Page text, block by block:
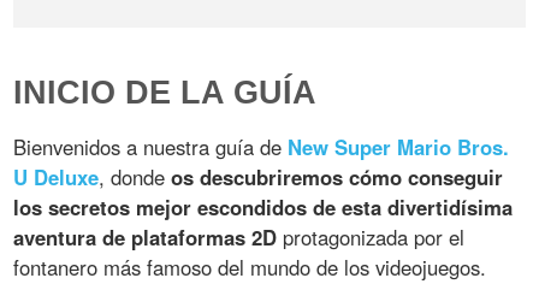
INICIO DE LA GUÍA
Bienvenidos a nuestra guía de New Super Mario Bros.
U Deluxe, dondeos descubriremos cómo conseguir
los secretos mejor escondidos de esta divertidísima
aventura de plataformas 2D protagonizada por el
fontanero más famoso del mundo de los videojuegos.